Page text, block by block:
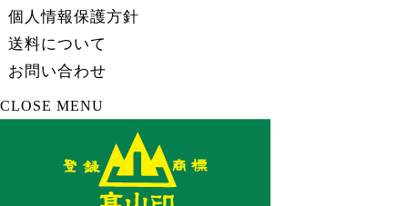
個人情報保護方針
送料について
お問い合わせ
CLOSE MENU